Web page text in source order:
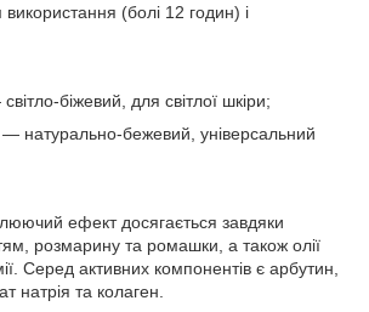
(болі 12 годин) і
біжевий, для світлої шкіри;
натурально-бежевий, універсальний
ефект досягається завдяки
розмарину та ромашки, а також олії
Серед активних компонентів є арбутин,
натрія та колаген.